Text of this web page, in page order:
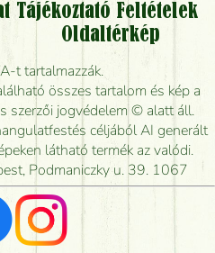
rendelni?
úgy, hogy még ma
elkészíteni a csokrot, és
kiszállítani?
van önöknél?
a virágküldésről?
Tájékoztató Feltételek
Oldaltérkép
t tartalmazzák.
összes tartalom és kép a
szerzői jogvédelem © alatt áll.
céljából AI generált
látható termék az valódi.
Podmaniczky u. 39. 1067